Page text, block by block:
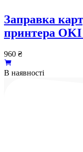
Заправка
принтера
960 ₴
В наявності